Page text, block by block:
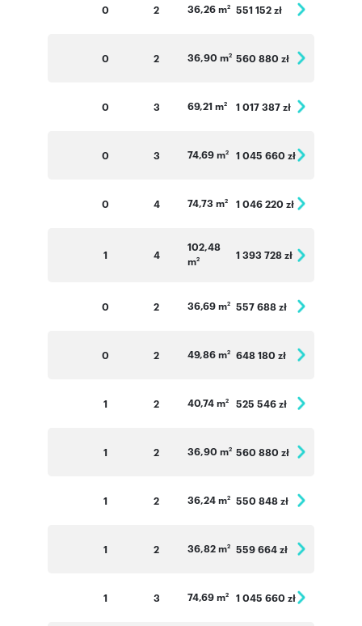
0 2 36,26 m2 551 152 zł
0 2 36,90 m2 560 880 zł
0 3 69,21 m2 1 017 387 zł
0 3 74,69 m2 1 045 660 zł
0 4 74,73 m2 1 046 220 zł
1 4
102,48
m2 1 393 728 zł
0 2 36,69 m2 557 688 zł
0 2 49,86 m2 648 180 zł
1 2 40,74 m2 525 546 zł
1 2 36,90 m2 560 880 zł
1 2 36,24 m2 550 848 zł
1 2 36,82 m2 559 664 zł
1 3 74,69 m2 1 045 660 zł